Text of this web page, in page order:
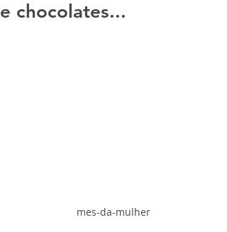
e chocolates...
mes-da-mulher